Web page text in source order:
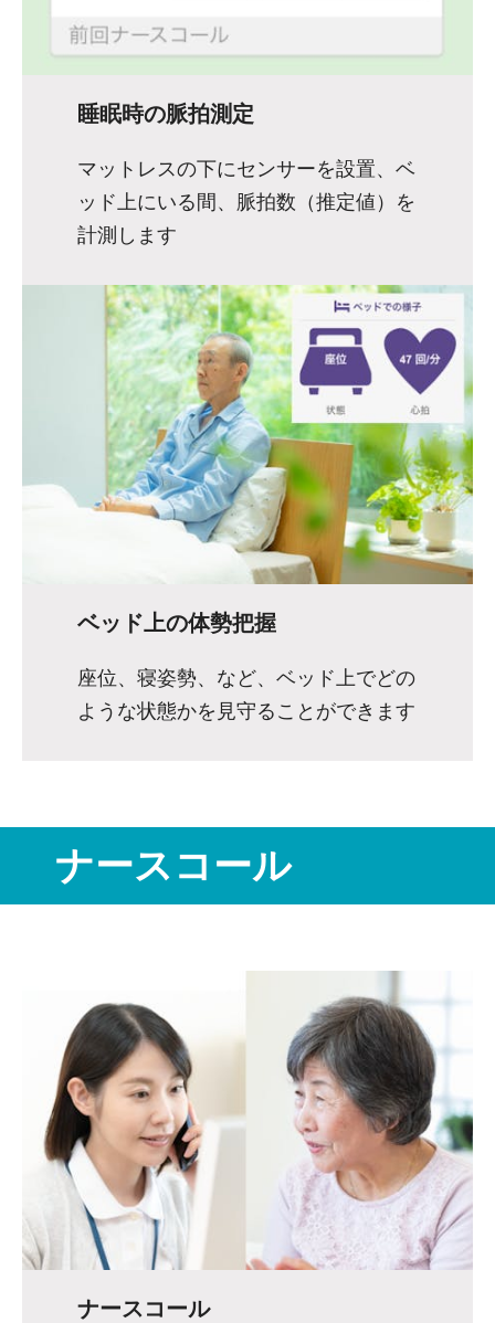
睡眠時の脈拍測定
マットレスの下にセンサーを設置、ベ
ッド上にいる間、脈拍数（推定値）を
計測します
ベッド上の体勢把握
座位、寝姿勢、など、ベッド上でどの
ような状態かを見守ることができます
ナースコール
ナースコール